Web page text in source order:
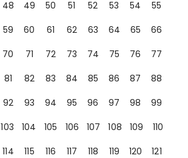
48 49 50 51 52 53 54
55
59 60 61 62 63 64 65
66
70 71 72 73 74 75 76
77
81 82 83 84 85 86 87
88
92 93 94 95 96 97 98
99
103 104 105 106 107 108 109
110
114 115 116 117 118 119 120
121